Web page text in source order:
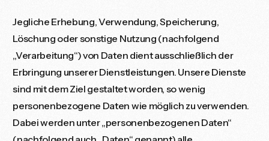
Jegliche Erhebung, Verwendung, Speicherung,
Löschung oder sonstige Nutzung (nachfolgend
„Verarbeitung“) von Daten dient ausschließlich der
Erbringung unserer Dienstleistungen. Unsere Dienste
sind mit dem Ziel gestaltet worden, so wenig
personenbezogene Daten wie möglich zu verwenden.
Dabei werden unter „personenbezogenen Daten“